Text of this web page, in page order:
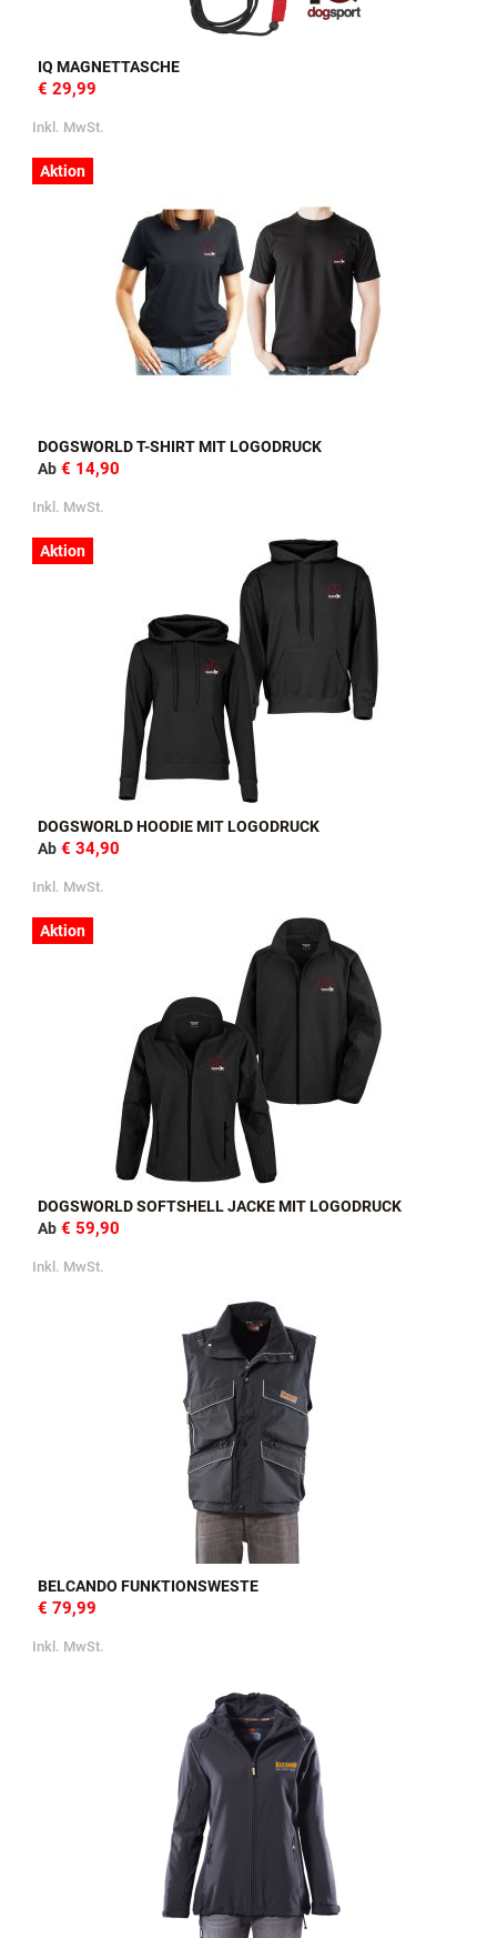
IQ MAGNETTASCHE
€ 29,99
Inkl. MwSt.
Aktion
DOGSWORLD T-SHIRT MIT LOGODRUCK
Ab € 14,90
Inkl. MwSt.
Aktion
DOGSWORLD HOODIE MIT LOGODRUCK
Ab € 34,90
Inkl. MwSt.
Aktion
DOGSWORLD SOFTSHELL JACKE MIT LOGODRUCK
Ab € 59,90
Inkl. MwSt.
BELCANDO FUNKTIONSWESTE
€ 79,99
Inkl. MwSt.